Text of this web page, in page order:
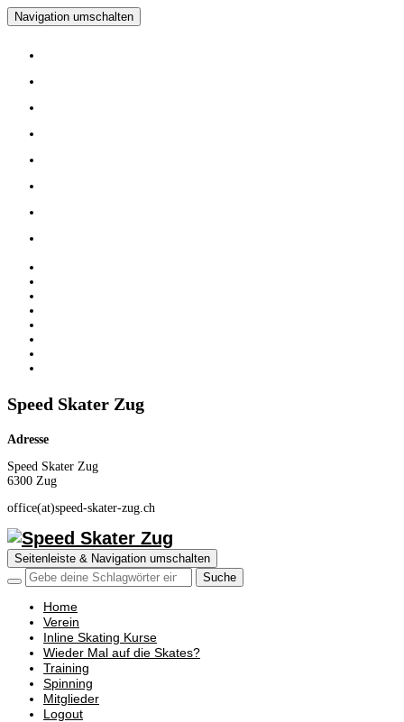
Navigation umschalten
Speed Skater Zug
Adresse
Speed Skater Zug
6300 Zug
office(at)speed-skater-zug.ch
Seitenleiste & Navigation umschalten
Home
Verein
Inline Skating Kurse
Wieder Mal auf die Skates?
Training
Spinning
Mitglieder
Logout